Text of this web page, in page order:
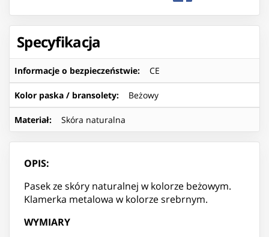
Specyfikacja
Informacje o bezpieczeństwie: CE
Kolor paska / bransolety: Beżowy
Materiał: Skóra naturalna
OPIS:
Pasek ze skóry naturalnej w kolorze beżowym.
Klamerka metalowa w kolorze srebrnym.
WYMIARY